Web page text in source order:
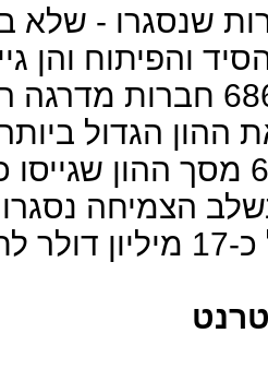
שנסגרו - שלא
בשלבי הסיד והפיתוח והן
במשותף כ-680 מיליון דולר. 686
מיליארד דולר שמהווים כ-66% מסך ההון
33 חברות בשלב הצמיחה